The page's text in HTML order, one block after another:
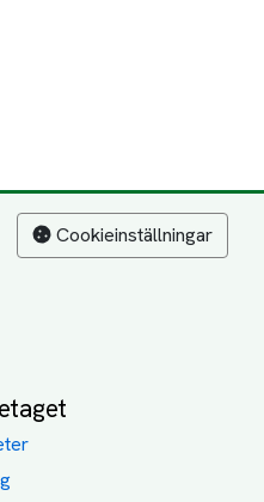
Cookieinställningar